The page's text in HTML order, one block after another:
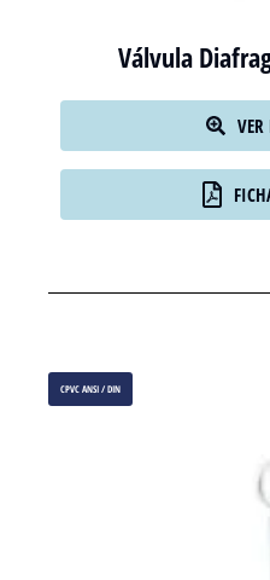
Válvula
VER
CPVC ANSI / DIN